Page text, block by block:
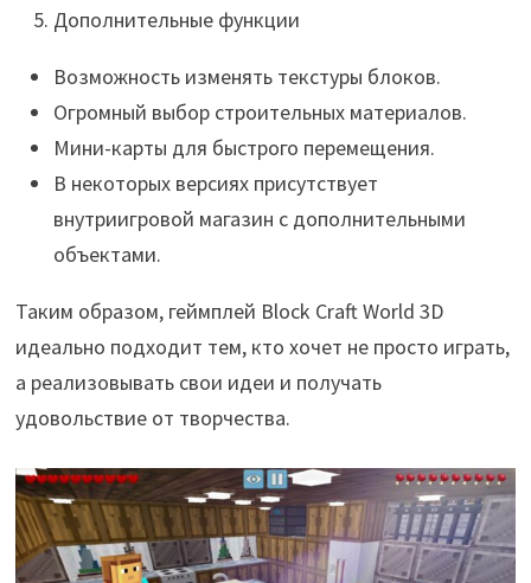
Дополнительные функции
Возможность изменять текстуры блоков.
Огромный выбор строительных материалов.
Мини-карты для быстрого перемещения.
В некоторых версиях присутствует
внутриигровой магазин с дополнительными
объектами.
Таким образом, геймплей Block Craft World 3D
идеально подходит тем, кто хочет не просто играть,
а реализовывать свои идеи и получать
удовольствие от творчества.